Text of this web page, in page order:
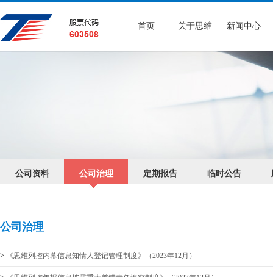
首页 关于思维 新闻中心
公司资料 公司治理 定期报告 临时公告
公司治理
> 《思维列控内幕信息知情人登记管理制度》（2023年12月）